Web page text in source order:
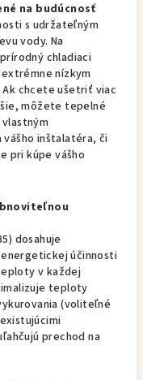
na budúcnosť
s udržateľným
vody. Na
chladiaci
nízkym
chcete ušetriť viac
môžete tepelné
inštalatéra, či
pri kúpe vášho
dosahuje
účinnosti
v každej
teploty
(voliteľné
prechod na